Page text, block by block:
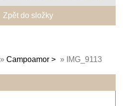
Zpět do složky
» Campoamor » IMG_9113